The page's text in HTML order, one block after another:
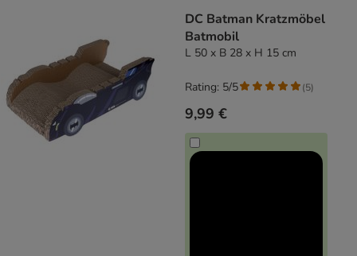
DC Batman Kratzmöbel
Batmobil
L 50 x B 28 x H 15 cm
9,99 €
Rating: 5/5 (5)